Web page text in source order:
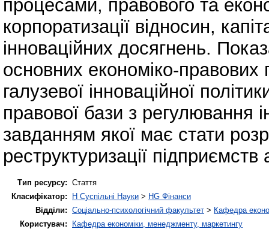
процесами, правового та
корпоратизації відносин,
інноваційних досягнень.
основних економіко-правових
галузевої інноваційної
правової бази з регулювання
завданням якої має стати
реструктуризації підприємств
Тип ресурсу: Стаття
Класифікатор:
H Суспільні Науки > HG Фінанси
Відділи: Соціально-психологічний факультет > Кафедра
Користувач:
Кафедра економіки, менеджменту, маркетингу